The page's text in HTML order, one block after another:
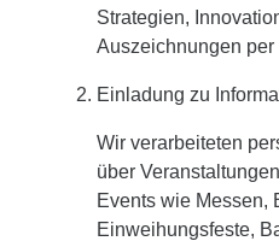
Strategien,
Auszeichnungen
Einladung zu
Wir verarbeiteten
über
Events wie Messen,
Einweihungsfeste,